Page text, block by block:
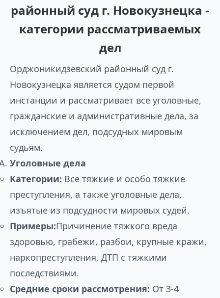
районный суд г. Новокузнецка -
категории рассматриваемых
дел
Орджоникидзевский районный суд г.
Новокузнецка является судом первой
инстанции и рассматривает все уголовные,
гражданские и административные дела, за
исключением дел, подсудных мировым
судьям.
Уголовные дела
Категории: Все тяжкие и особо тяжкие
преступления, а также уголовные дела,
изъятые из подсудности мировых судей.
Примеры:Причинение тяжкого вреда
здоровью, грабежи, разбои, крупные кражи,
наркопреступления, ДТП с тяжкими
последствиями.
Средние сроки рассмотрения: От 3-4